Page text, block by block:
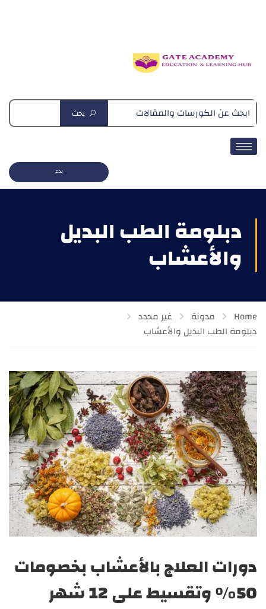
بحث
بدء
دبلومة الطب البديل
والأعشاب
Home مدونة
غير محدد
دبلومة الطب البديل والأعشاب
دورات العلاج بالأعشاب بخصومات
50% وتقسيط على 12 شهر